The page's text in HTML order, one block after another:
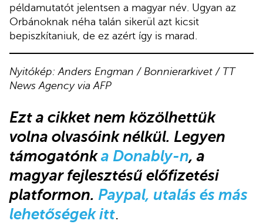
példamutatót jelentsen a magyar név. Ugyan az
Orbánoknak néha talán sikerül azt kicsit
bepiszkítaniuk, de ez azért így is marad.
Nyitókép: Anders Engman / Bonnierarkivet / TT
News Agency via AFP
Ezt a cikket nem közölhettük
volna olvasóink nélkül. Legyen
támogatónka Donably-n, a
magyar fejlesztésű előfizetési
platformon. Paypal, utalás és más
lehetőségek itt.